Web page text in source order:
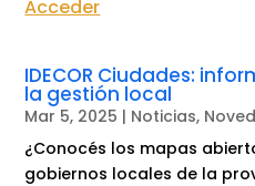
Acceder
IDECOR Ciudades:
la gestión local
Mar 5, 2025 | Noticias,
¿Conocés los mapas
gobiernos locales de la